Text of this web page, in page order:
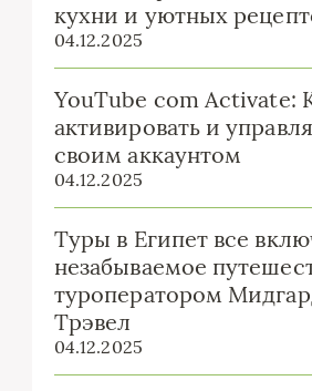
кухни и уютных
04.12.2025
YouTube com Activate:
активировать и
своим аккаунтом
04.12.2025
Туры в Египет все
незабываемое
туроператором
Трэвел
04.12.2025